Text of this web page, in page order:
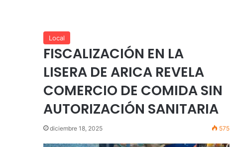
Local
FISCALIZACIÓN EN LA
LISERA DE ARICA REVELA
COMERCIO DE COMIDA SIN
AUTORIZACIÓN SANITARIA
diciembre 18, 2025 575